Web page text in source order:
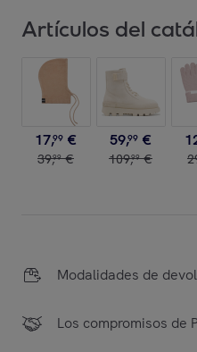
Artículos del
17,99 €
39,99 €
59,99 €
109,99 €
Modalidades de
Los compromisos de